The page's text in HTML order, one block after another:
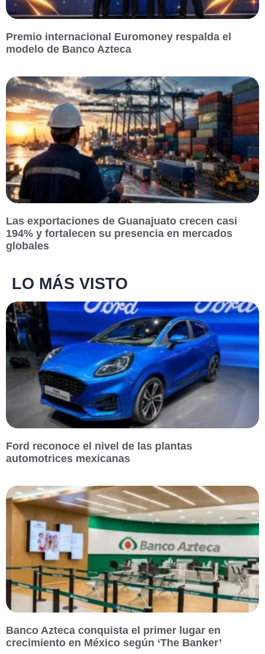
Premio internacional Euromoney respalda el
modelo de Banco Azteca
Las exportaciones de Guanajuato crecen casi
194% y fortalecen su presencia en mercados
globales
LO MÁS VISTO
Ford reconoce el nivel de las plantas
automotrices mexicanas
Banco Azteca conquista el primer lugar en
crecimiento en México según ‘The Banker’